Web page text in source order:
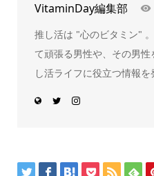
VitaminDay編集部
推し活は "心のビタミン"
て頑張る男性や、その男
し活ライフに役立つ情報を